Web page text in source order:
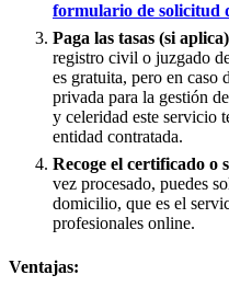
formulario de solicitud
Paga las tasas (si
registro civil o juzgado
es gratuita, pero en caso
privada para la gestión
y celeridad este servicio
entidad contratada.
Recoge el certificado o
vez procesado, puedes
domicilio, que es el
profesionales online.
Ventajas: